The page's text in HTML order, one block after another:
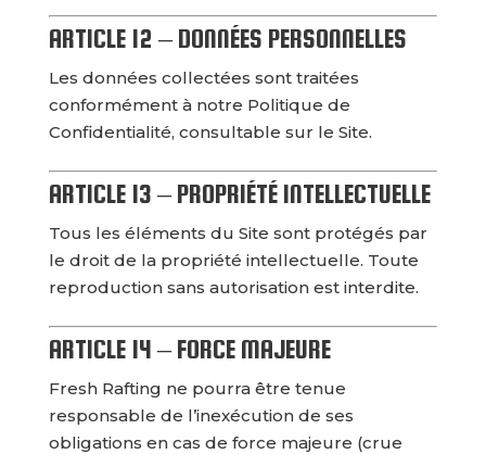
ARTICLE 12 – DONNÉES PERSONNELLES
Les données collectées sont traitées
conformément à notre Politique de
Confidentialité, consultable sur le Site.
ARTICLE 13 – PROPRIÉTÉ INTELLECTUELLE
Tous les éléments du Site sont protégés par
le droit de la propriété intellectuelle. Toute
reproduction sans autorisation est interdite.
ARTICLE 14 – FORCE MAJEURE
Fresh Rafting ne pourra être tenue
responsable de l’inexécution de ses
obligations en cas de force majeure (crue